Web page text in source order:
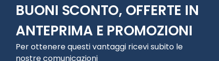
BUONI SCONTO, OFFERTE IN
ANTEPRIMA E PROMOZIONI
Per ottenere questi vantaggi ricevi subito le
nostre comunicazioni